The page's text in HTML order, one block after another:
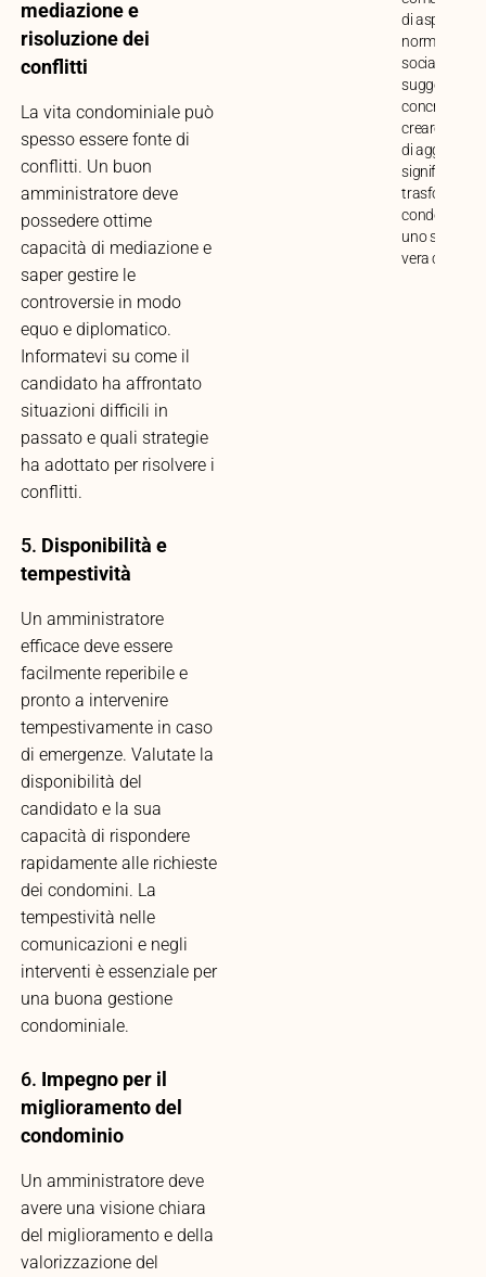
mediazione e
risoluzione dei
conflitti
La vita condominiale può
spesso essere fonte di
conflitti. Un buon
amministratore deve
possedere ottime
capacità di mediazione e
saper gestire le
controversie in modo
equo e diplomatico.
Informatevi su come il
candidato ha affrontato
situazioni difficili in
passato e quali strategie
ha adottato per risolvere i
conflitti.
5. Disponibilità e
tempestività
Un amministratore
efficace deve essere
facilmente reperibile e
pronto a intervenire
tempestivamente in caso
di emergenze. Valutate la
disponibilità del
candidato e la sua
capacità di rispondere
rapidamente alle richieste
dei condomini. La
tempestività nelle
comunicazioni e negli
interventi è essenziale per
una buona gestione
condominiale.
6. Impegno per il
miglioramento del
condominio
Un amministratore deve
avere una visione chiara
del miglioramento e della
valorizzazione del
di aspetti
normativi e
sociali, con
suggerimenti
concreti per
creare
di
significativi e
trasformare il
condominio
uno spazio di
vera